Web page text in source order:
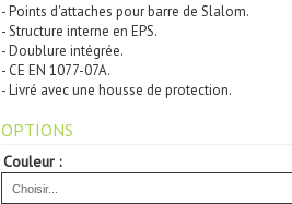
- Points d'attaches pour barre de Slalom.
- Structure interne en EPS.
- Doublure intégrée.
- CE EN 1077-07A.
- Livré avec une housse de protection.
OPTIONS
Couleur :